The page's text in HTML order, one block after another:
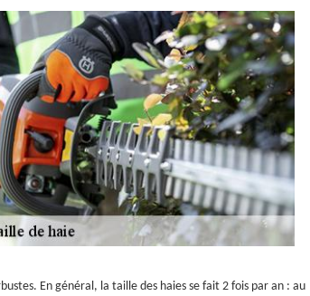
En général, la taille des haies se fait 2 fois par an : au